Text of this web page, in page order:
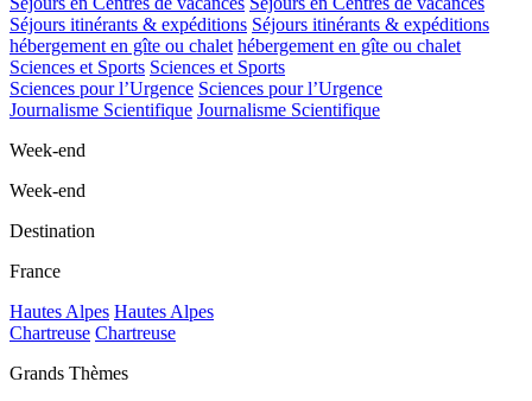
Séjours itinérants & expéditions Séjours itinérants & expéditions
hébergement en gîte ou chalet hébergement en gîte ou chalet
Sciences et Sports Sciences et Sports
Sciences pour l’Urgence Sciences pour l’Urgence
Journalisme Scientifique Journalisme Scientifique
Week-end
Week-end
Destination
France
Hautes Alpes Hautes Alpes
Chartreuse Chartreuse
Grands Thèmes